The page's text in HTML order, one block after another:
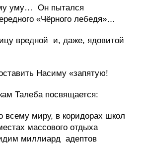
уму… Он пытался
«Чёрного лебедя»…
вредной и, даже, ядовитой
Насиму «запятую!
Талеба посвящается:
всему миру, в коридорах школ
массового отдыха
миллиард адептов